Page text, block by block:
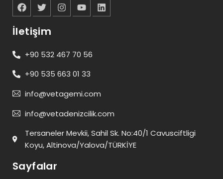
İletişim
+90 532 467 70 56
+90 535 663 01 33
info@vetagemi.com
info@vetadenizcilik.com
Tersaneler Mevkii, Sahil Sk. No:40/1 Cavusciftligi
Koyu, Altinova/Yalova/TÜRKİYE
Sayfalar